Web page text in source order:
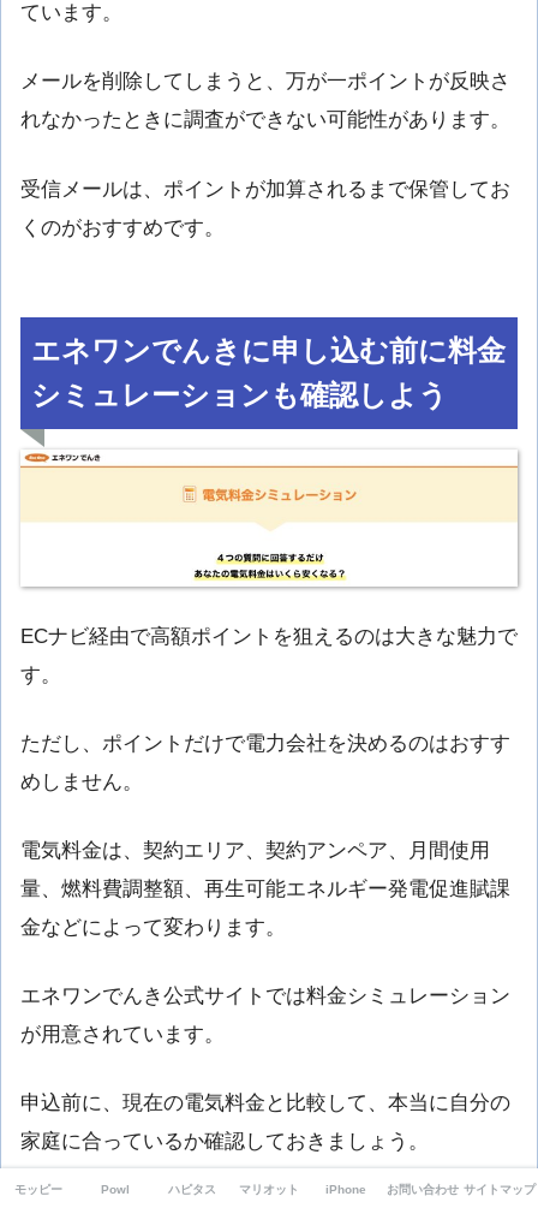
ています。
メールを削除してしまうと、万が一ポイントが反映さ
れなかったときに調査ができない可能性があります。
受信メールは、ポイントが加算されるまで保管してお
くのがおすすめです。
エネワンでんきに申し込む前に料金
シミュレーションも確認しよう
ECナビ経由で高額ポイントを狙えるのは大きな魅力で
す。
ただし、ポイントだけで電力会社を決めるのはおすす
めしません。
電気料金は、契約エリア、契約アンペア、月間使用
量、燃料費調整額、再生可能エネルギー発電促進賦課
金などによって変わります。
エネワンでんき公式サイトでは料金シミュレーション
が用意されています。
申込前に、現在の電気料金と比較して、本当に自分の
家庭に合っているか確認しておきましょう。
モッピー Powl ハピタス マリオット iPhone お問い合わせ サイトマップ